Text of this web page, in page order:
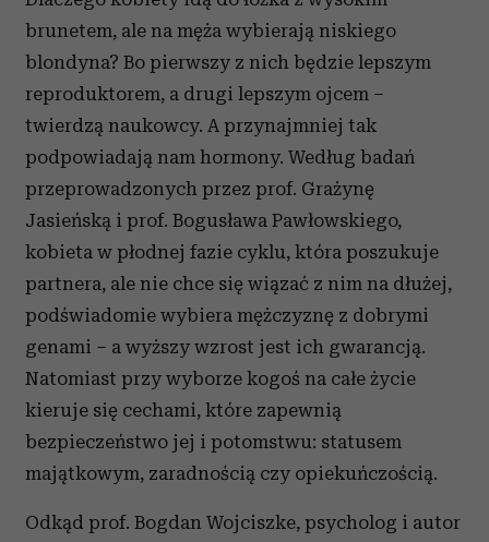
brunetem, ale na męża wybierają niskiego
blondyna? Bo pierwszy z nich będzie lepszym
reproduktorem, a drugi lepszym ojcem –
twierdzą naukowcy. A przynajmniej tak
podpowiadają nam hormony. Według badań
przeprowadzonych przez prof. Grażynę
Jasieńską i prof. Bogusława Pawłowskiego,
kobieta w płodnej fazie cyklu, która poszukuje
partnera, ale nie chce się wiązać z nim na dłużej,
podświadomie wybiera mężczyznę z dobrymi
genami – a wyższy wzrost jest ich gwarancją.
Natomiast przy wyborze kogoś na całe życie
kieruje się cechami, które zapewnią
bezpieczeństwo jej i potomstwu: statusem
majątkowym, zaradnością czy opiekuńczością.
Odkąd prof. Bogdan Wojciszke, psycholog i autor